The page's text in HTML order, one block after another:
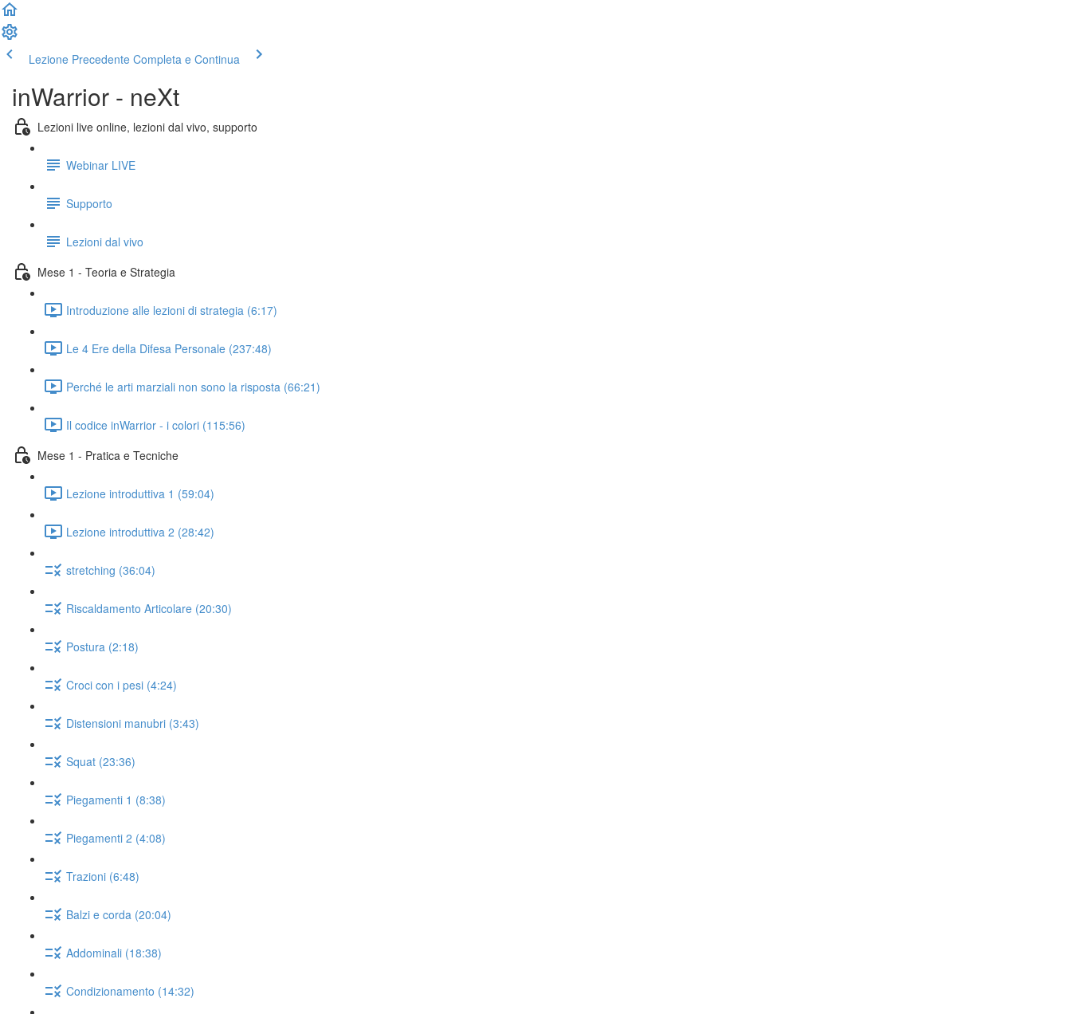
Lezione Precedente Completa e Continua
inWarrior - neXt
Lezioni live online, lezioni dal vivo, supporto
Webinar LIVE
Supporto
Lezioni dal vivo
Mese 1 - Teoria e Strategia
Introduzione alle lezioni di strategia (6:17)
Le 4 Ere della Difesa Personale (237:48)
Perché le arti marziali non sono la risposta (66:21)
Il codice inWarrior - i colori (115:56)
Mese 1 - Pratica e Tecniche
Lezione introduttiva 1 (59:04)
Lezione introduttiva 2 (28:42)
stretching (36:04)
Riscaldamento Articolare (20:30)
Postura (2:18)
Croci con i pesi (4:24)
Distensioni manubri (3:43)
Squat (23:36)
Piegamenti 1 (8:38)
Piegamenti 2 (4:08)
Trazioni (6:48)
Balzi e corda (20:04)
Addominali (18:38)
Condizionamento (14:32)